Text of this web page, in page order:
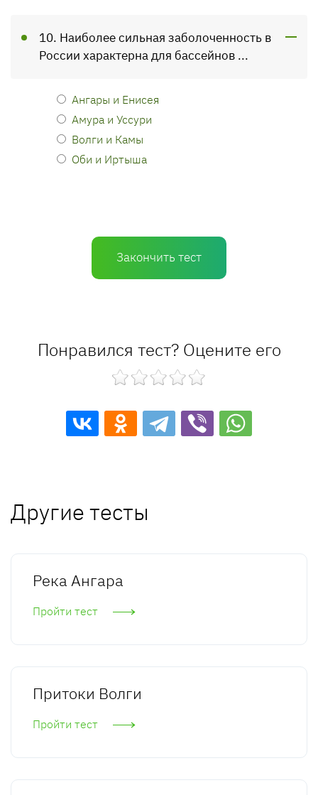
10. Наиболее сильная заболоченность в
России характерна для бассейнов ...
Ангары и Енисея
Амура и Уссури
Волги и Камы
Оби и Иртыша
Закончить тест
Понравился тест? Оцените его
Другие тесты
Река Ангара
Пройти тест
Притоки Волги
Пройти тест